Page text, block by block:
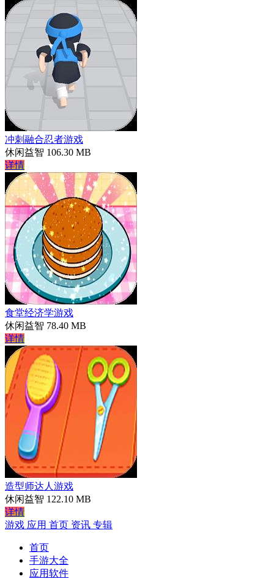
冲刺融合忍者游戏
休闲益智 106.30 MB
详情
食堂经济学游戏
休闲益智 78.40 MB
详情
造型师达人游戏
休闲益智 122.10 MB
详情
游戏 应用 首页 资讯 专辑
首页
手游大全
应用软件